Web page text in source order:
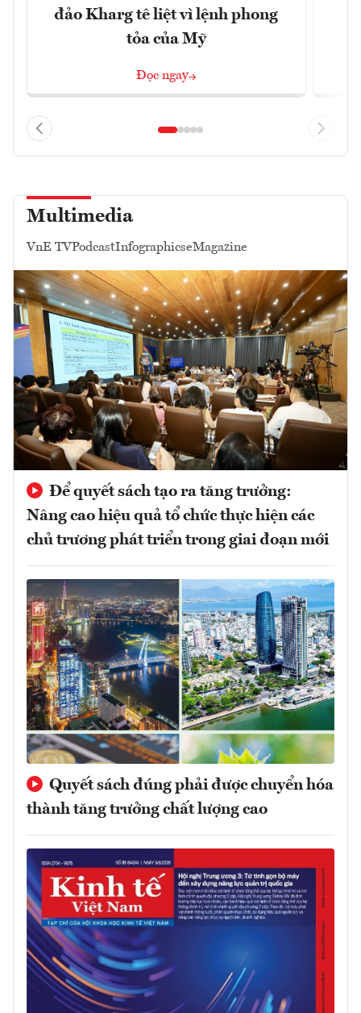
đảo Kharg tê liệt vì lệnh phong
tỏa của Mỹ
Đọc ngay
Multimedia
VnE TVPodcastInfographicseMagazine
Để quyết sách tạo ra tăng trưởng:
Nâng cao hiệu quả tổ chức thực hiện các
chủ trương phát triển trong giai đoạn mới
Quyết sách đúng phải được chuyển hóa
thành tăng trưởng chất lượng cao